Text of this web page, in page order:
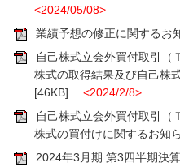
<2024/05/08>
業績予想の修正に関するお
自己株式立会外買付取引（
株式の取得結果及び自己株
[46KB] <2024/2/8>
自己株式立会外買付取引（
株式の買付けに関するお知
2024年3月期 第3四半期決